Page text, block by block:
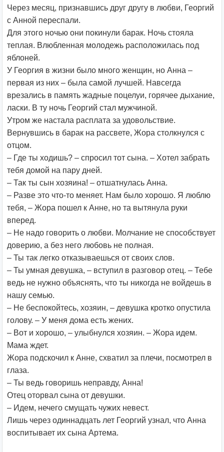
Через месяц, признавшись друг другу в любви, Георгий
с Анной переспали.
Для этого ночью они покинули барак. Ночь стояла
теплая. Влюбленная молодежь расположилась под
яблоней.
У Георгия в жизни было много женщин, но Анна –
первая из них – была самой лучшей. Навсегда
врезались в память жадные поцелуи, горячее дыхание,
ласки. В ту ночь Георгий стал мужчиной.
Утром же настала расплата за удовольствие.
Вернувшись в барак на рассвете, Жора столкнулся с
отцом.
– Где ты ходишь? – спросил тот сына. – Хотел забрать
тебя домой на пару дней.
– Так ты сын хозяина! – отшатнулась Анна.
– Разве это что-то меняет. Нам было хорошо. Я люблю
тебя, – Жора пошел к Анне, но та вытянула руки
вперед.
– Не надо говорить о любви. Молчание не способствует
доверию, а без него любовь не полная.
– Ты так легко отказываешься от своих слов.
– Ты умная девушка, – вступил в разговор отец. – Тебе
ведь не нужно объяснять, что ты никогда не войдешь в
нашу семью.
– Не беспокойтесь, хозяин, – девушка кротко опустила
голову. – У меня дома есть жених.
– Вот и хорошо, – улыбнулся хозяин. – Жора идем.
Мама ждет.
Жора подскочил к Анне, схватил за плечи, посмотрел в
глаза.
– Ты ведь говоришь неправду, Анна!
Отец оторвал сына от девушки.
– Идем, нечего смущать чужих невест.
Лишь через одиннадцать лет Георгий узнал, что Анна
воспитывает их сына Артема.